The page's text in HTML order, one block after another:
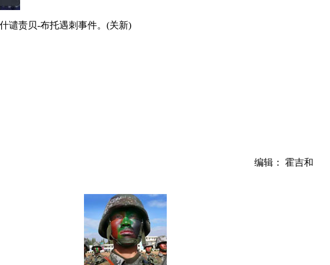
谴责贝-布托遇刺事件。(关新)
编辑： 霍吉和